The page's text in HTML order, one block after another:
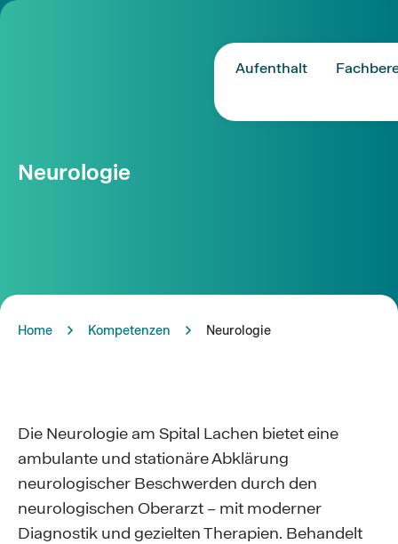
Aufenthalt
Neurologie
Home Kompetenzen Neurologie
Die Neurologie am Spital Lachen bietet eine
ambulante und stationäre Abklärung
neurologischer Beschwerden durch den
neurologischen Oberarzt – mit moderner
Diagnostik und gezielten Therapien. Behandelt